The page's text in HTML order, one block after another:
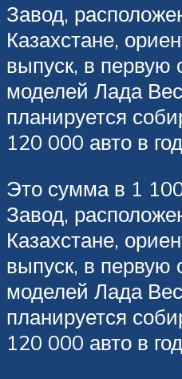
Завод,
Казахстане,
выпуск, в первую
моделей Лада
планируется
120 000 авто в год
Это сумма в 1
Завод,
Казахстане,
выпуск, в первую
моделей Лада
планируется
120 000 авто в